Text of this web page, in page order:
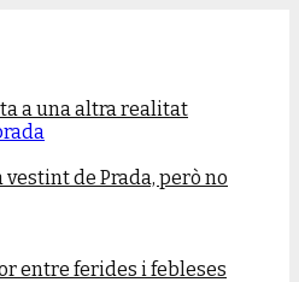
a una altra realitat
de Prada, però no
entre ferides i febleses